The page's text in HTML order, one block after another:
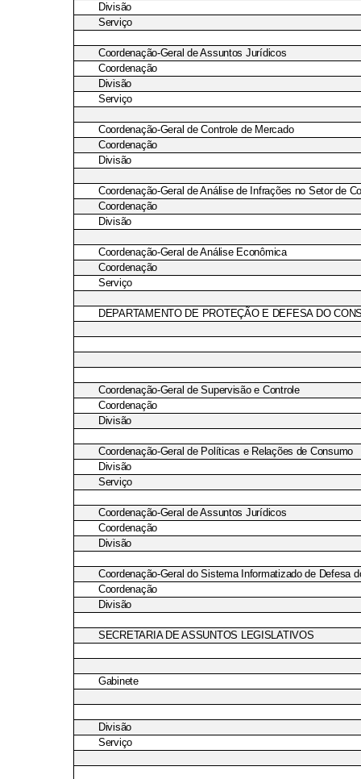
Divisão
Serviço
Coordenação-Geral de Assuntos Jurídicos
Coordenação
Divisão
Serviço
Coordenação-Geral de Controle de Mercado
Coordenação
Divisão
Coordenação-Geral de Análise de Infrações no Setor de
Coordenação
Divisão
Coordenação-Geral de Análise Econômica
Coordenação
Serviço
DEPARTAMENTO DE PROTEÇÃO E DEFESA DO
Coordenação-Geral de Supervisão e Controle
Coordenação
Divisão
Coordenação-Geral de Políticas e Relações de Consumo
Divisão
Serviço
Coordenação-Geral de Assuntos Jurídicos
Coordenação
Divisão
Coordenação-Geral do Sistema Informatizado de Defesa
Coordenação
Divisão
SECRETARIA DE ASSUNTOS LEGISLATIVOS
Gabinete
Divisão
Serviço